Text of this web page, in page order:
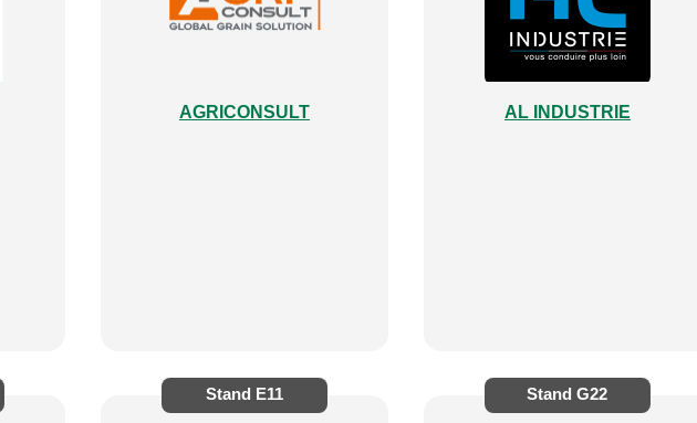
AGRICONSULT AL INDUSTRIE
Stand E11 Stand G22